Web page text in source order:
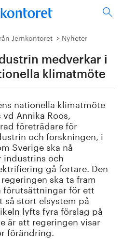
Jernkontoret Nyheter
medverkar i
klimatmöte
nationella klimatmöte
Annika Roos,
företrädare för
och forskningen, i
Sverige ska nå
industrins och
gå fortare. Den
ska ta fram
förutsättningar för ett
stort elsystem på
lyfts fyra förslag på
är att regeringen visar
förändring.